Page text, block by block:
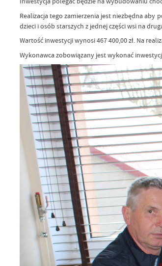
Realizacja tego zamierzenia jest niezbędna aby
dzieci i osób starszych z jednej części wsi na
Wartość inwestycji wynosi 467 400,00 zł. Na
Wykonawca zobowiązany jest wykonać